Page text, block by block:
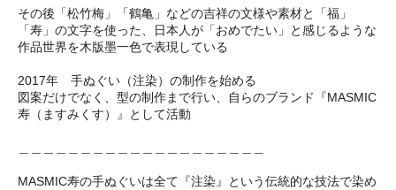
その後「松竹梅」「鶴亀」などの吉祥の文様や素材と「福」
「寿」の文字を使った、日本人が「おめでたい」と感じるような
作品世界を木版墨一色で表現している
2017年 手ぬぐい（注染）の制作を始める
図案だけでなく、型の制作まで行い、自らのブランド『MASMIC
寿（ますみくす）』として活動
MASMIC寿の手ぬぐいは全て『注染』という伝統的な技法で染め